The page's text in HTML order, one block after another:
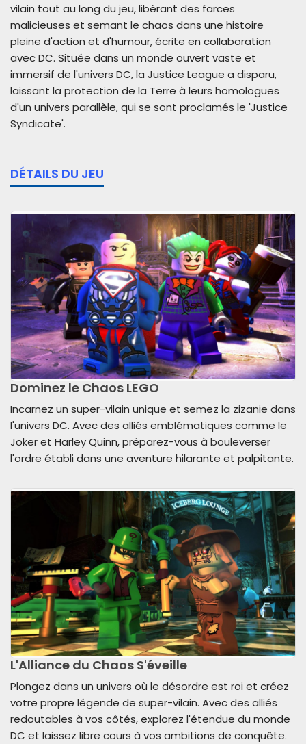
vilain tout au long du jeu, libérant des farces
malicieuses et semant le chaos dans une histoire
pleine d'action et d'humour, écrite en collaboration
avec DC. Située dans un monde ouvert vaste et
immersif de l'univers DC, la Justice League a disparu,
laissant la protection de la Terre à leurs homologues
d'un univers parallèle, qui se sont proclamés le 'Justice
Syndicate'.
DÉTAILS DU JEU
Dominez le Chaos LEGO
Incarnez un super-vilain unique et semez la zizanie dans
l'univers DC. Avec des alliés emblématiques comme le
Joker et Harley Quinn, préparez-vous à bouleverser
l'ordre établi dans une aventure hilarante et palpitante.
L'Alliance du Chaos S'éveille
Plongez dans un univers où le désordre est roi et créez
votre propre légende de super-vilain. Avec des alliés
redoutables à vos côtés, explorez l'étendue du monde
DC et laissez libre cours à vos ambitions de conquête.